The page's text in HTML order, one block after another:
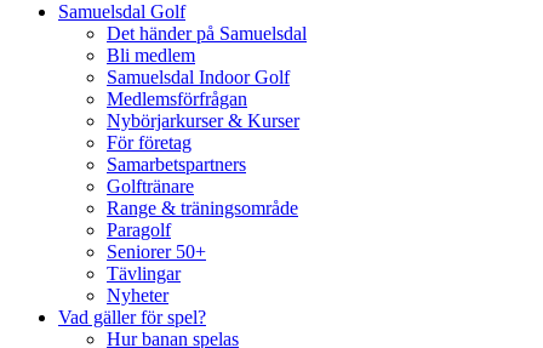
Samuelsdal Golf
Det händer på Samuelsdal
Bli medlem
Samuelsdal Indoor Golf
Medlemsförfrågan
Nybörjarkurser & Kurser
För företag
Samarbetspartners
Golftränare
Range & träningsområde
Paragolf
Seniorer 50+
Tävlingar
Nyheter
Vad gäller för spel?
Hur banan spelas